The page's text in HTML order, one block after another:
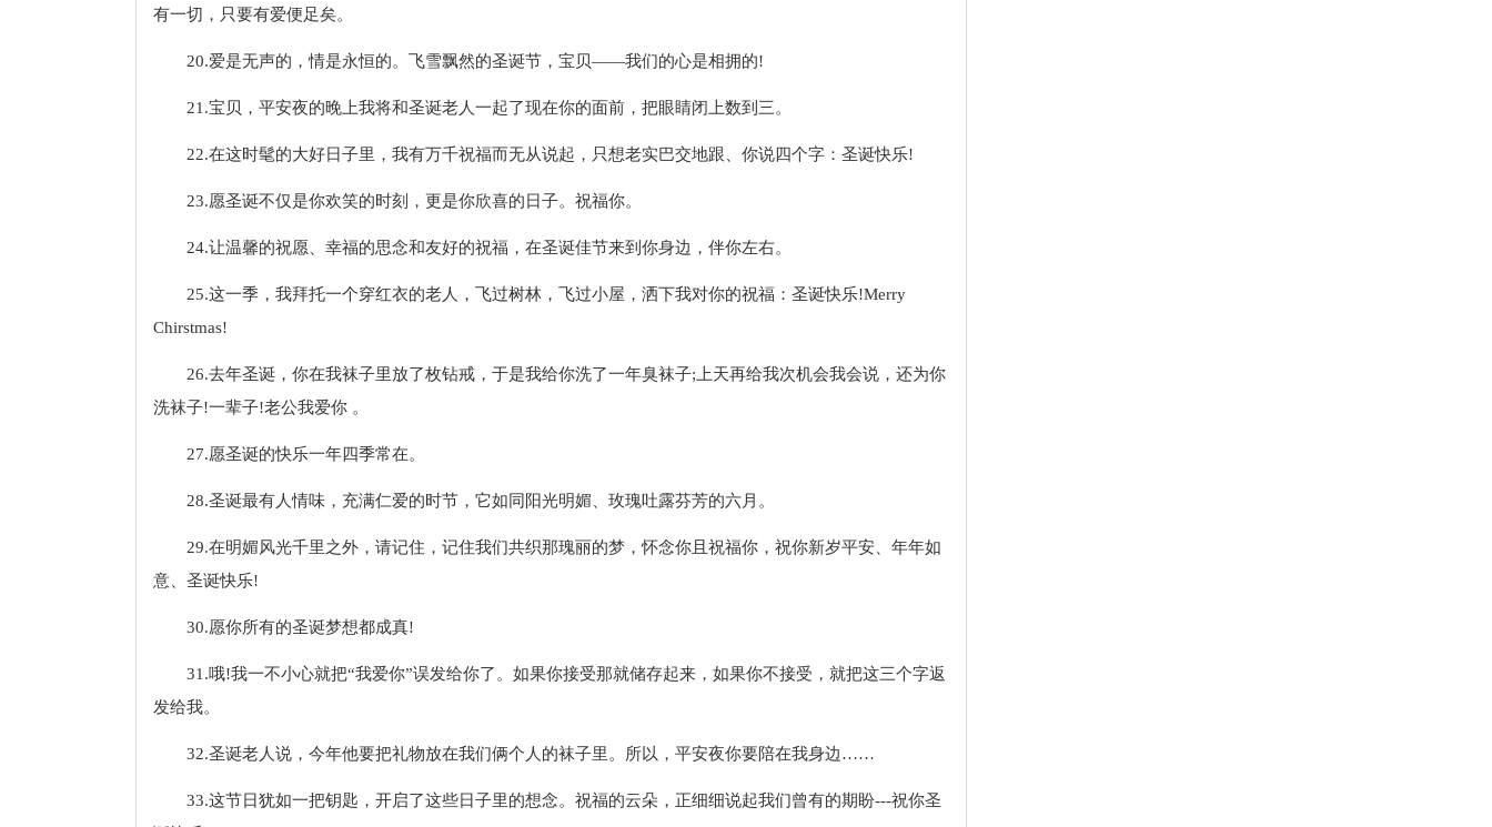
有一切，只要有爱便足矣。
20.爱是无声的，情是永恒的。飞雪飘然的圣诞节，宝贝——我们的心是相拥的!
21.宝贝，平安夜的晚上我将和圣诞老人一起了现在你的面前，把眼睛闭上数到三。
22.在这时髦的大好日子里，我有万千祝福而无从说起，只想老实巴交地跟、你说四个字：圣诞快乐!
23.愿圣诞不仅是你欢笑的时刻，更是你欣喜的日子。祝福你。
24.让温馨的祝愿、幸福的思念和友好的祝福，在圣诞佳节来到你身边，伴你左右。
25.这一季，我拜托一个穿红衣的老人，飞过树林，飞过小屋，洒下我对你的祝福：圣诞快乐!Merry
Chirstmas!
26.去年圣诞，你在我袜子里放了枚钻戒，于是我给你洗了一年臭袜子;上天再给我次机会我会说，还为你
洗袜子!一辈子!老公我爱你 。
27.愿圣诞的快乐一年四季常在。
28.圣诞最有人情味，充满仁爱的时节，它如同阳光明媚、玫瑰吐露芬芳的六月。
29.在明媚风光千里之外，请记住，记住我们共织那瑰丽的梦，怀念你且祝福你，祝你新岁平安、年年如
意、圣诞快乐!
30.愿你所有的圣诞梦想都成真!
31.哦!我一不小心就把“我爱你”误发给你了。如果你接受那就储存起来，如果你不接受，就把这三个字返
发给我。
32.圣诞老人说，今年他要把礼物放在我们俩个人的袜子里。所以，平安夜你要陪在我身边……
33.这节日犹如一把钥匙，开启了这些日子里的想念。祝福的云朵，正细细说起我们曾有的期盼---祝你圣